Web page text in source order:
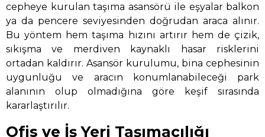
cepheye kurulan taşıma asansörü ile eşyalar balkon
ya da pencere seviyesinden doğrudan araca alınır.
Bu yöntem hem taşıma hızını artırır hem de çizik,
sıkışma ve merdiven kaynaklı hasar risklerini
ortadan kaldırır. Asansör kurulumu, bina cephesinin
uygunluğu ve aracın konumlanabileceği park
alanının olup olmadığına göre keşif sırasında
kararlaştırılır.
Ofis ve İş Yeri Taşımacılığı